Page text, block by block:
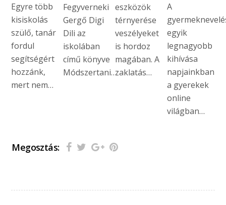
Egyre több
kisiskolás
szülő, tanár
fordul
segítségért
hozzánk,
mert nem…
Fegyverneki
Gergő Digi
Dili az
iskolában
című könyve
Módszertani…
eszközök
térnyerése
veszélyeket
is hordoz
magában. A
zaklatás…
A
egyik
legnagyobb
kihívása
napjainkban
a gyerekek
online
világban…
Megosztás: